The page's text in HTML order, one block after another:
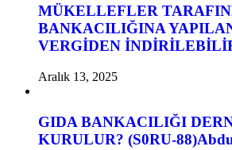
MÜKELLEFLER
BANKACILIĞINA
VERGİDEN
Aralık 13, 2025
GIDA BANKACILIĞI
KURULUR? (S0RU-